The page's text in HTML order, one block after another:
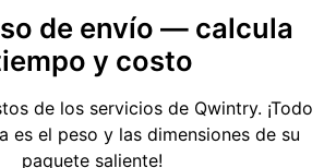
de envío — calcula
y costo
de los servicios de Qwintry. ¡Todo
es el peso y las dimensiones de su
paquete saliente!